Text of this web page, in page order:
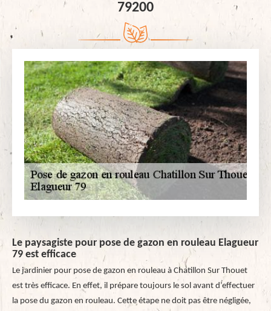
79200
Le paysagiste pour pose de gazon en rouleau Elagueur
79 est efficace
Le jardinier pour pose de gazon en rouleau à Chatillon Sur Thouet
est très efficace. En effet, il prépare toujours le sol avant d’effectuer
la pose du gazon en rouleau. Cette étape ne doit pas être négligée,